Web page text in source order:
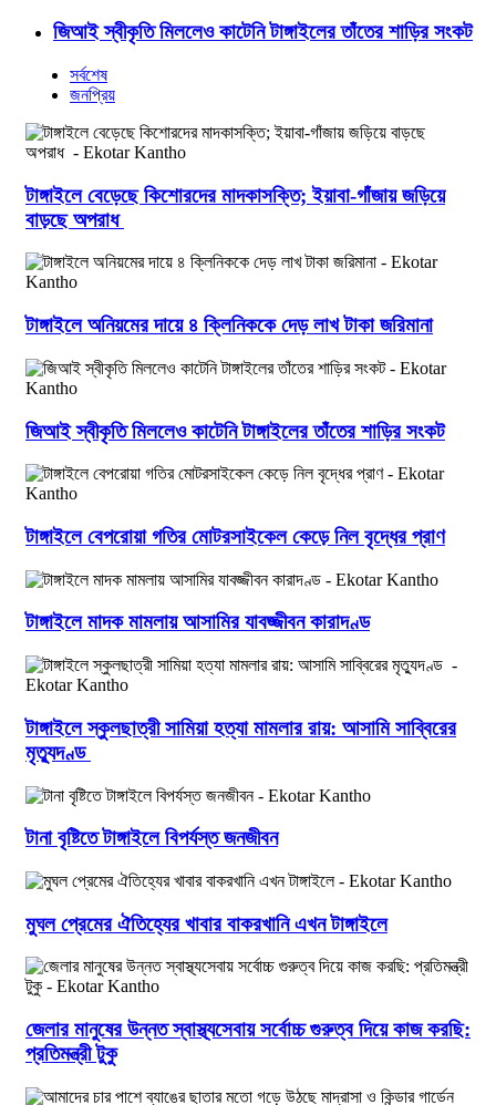
জিআই স্বীকৃতি মিললেও কাটেনি টাঙ্গাইলের তাঁতের শাড়ির সংকট
সর্বশেষ
জনপ্রিয়
টাঙ্গাইলে বেড়েছে কিশোরদের মাদকাসক্তি; ইয়াবা-গাঁজায় জড়িয়ে
বাড়ছে অপরাধ
টাঙ্গাইলে অনিয়মের দায়ে ৪ ক্লিনিককে দেড় লাখ টাকা জরিমানা
জিআই স্বীকৃতি মিললেও কাটেনি টাঙ্গাইলের তাঁতের শাড়ির সংকট
টাঙ্গাইলে বেপরোয়া গতির মোটরসাইকেল কেড়ে নিল বৃদ্ধের প্রাণ
টাঙ্গাইলে মাদক মামলায় আসামির যাবজ্জীবন কারাদণ্ড
টাঙ্গাইলে স্কুলছাত্রী সামিয়া হত্যা মামলার রায়: আসামি সাব্বিরের
মৃত্যুদণ্ড
টানা বৃষ্টিতে টাঙ্গাইলে বিপর্যস্ত জনজীবন
মুঘল প্রেমের ঐতিহ্যের খাবার বাকরখানি এখন টাঙ্গাইলে
জেলার মানুষের উন্নত স্বাস্থ্যসেবায় সর্বোচ্চ গুরুত্ব দিয়ে কাজ করছি:
প্রতিমন্ত্রী টুকু